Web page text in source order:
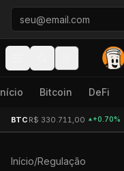
Pular para o conteúdo
Bitcoin DeFi
BTC R$ 330.711,00 +0.70%
Início/Regulação